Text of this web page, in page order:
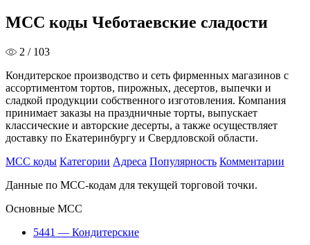
MCC коды Чеботаевские сладости
2 / 103
Кондитерское производство и сеть фирменных магазинов с
ассортиментом тортов, пирожных, десертов, выпечки и
сладкой продукции собственного изготовления. Компания
принимает заказы на праздничные торты, выпускает
классические и авторские десерты, а также осуществляет
доставку по Екатеринбургу и Свердловской области.
MCC коды Категории Адреса Популярность Комментарии
Данные по MCC-кодам для текущей торговой точки.
Основные MCC
5441 — Кондитерские